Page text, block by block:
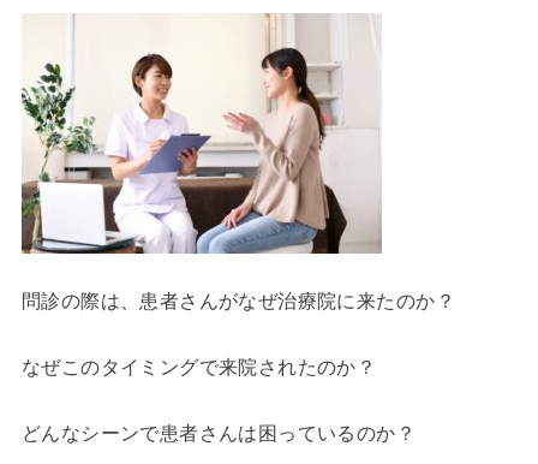
問診の際は、患者さんがなぜ治療院に来たのか？
なぜこのタイミングで来院されたのか？
どんなシーンで患者さんは困っているのか？